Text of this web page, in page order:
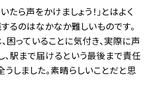
たら声をかけましょう！」とはよく
るのはなかなか難しいものです。
困っていることに気付き、実際に声
、駅まで届けるという最後まで責任
しました。素晴らしいことだと思